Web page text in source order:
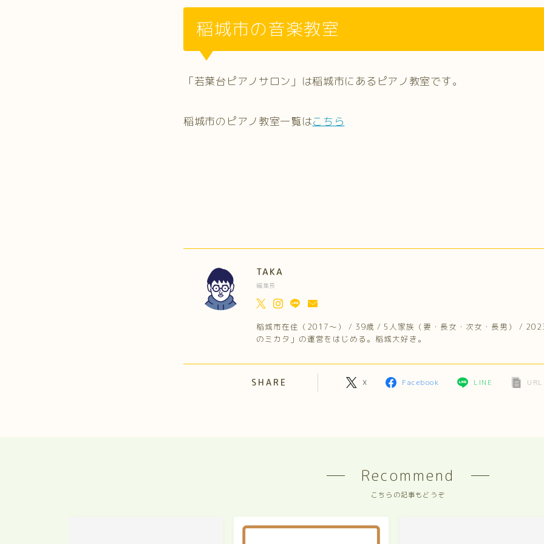
稲城市の音楽教室
「若葉台ピアノサロン」は稲城市にあるピアノ教室です。
稲城市のピアノ教室一覧はこちら
TAKA
編集長
稲城市在住（2017～） / 39歳 / 5人家族（妻・長女・次女・長男） /
のミカタ」の運営をはじめる。稲城大好き。
SHARE X Facebook LINE
Recommend
こちらの記事もどうぞ